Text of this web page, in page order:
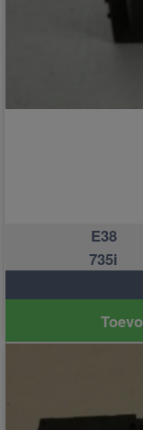
E38
735i